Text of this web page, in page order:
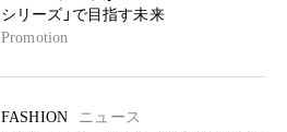
シリーズ」で目指す未来
Promotion
FASHION
ニュース